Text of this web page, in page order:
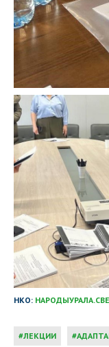
НКО:
ЛЕКЦИИ